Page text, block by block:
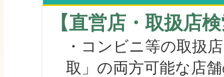
【直営店・取扱店
・コンビニ等の取扱
取」の両方可能な店